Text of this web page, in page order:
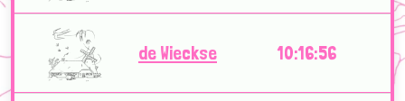
de Wieckse 10:16:56